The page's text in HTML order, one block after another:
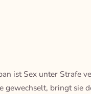
ist Sex unter Strafe
bringt sie